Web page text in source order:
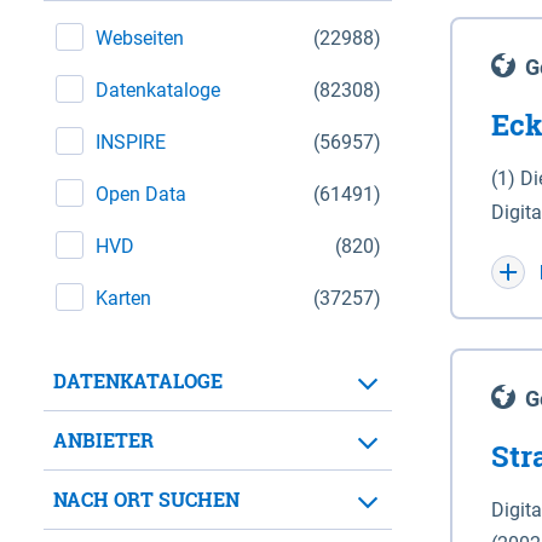
(22988)
Webseiten
(82308)
Datenkataloge
(56957)
INSPIRE
(61491)
Open Data
(820)
HVD
(37257)
Karten
DATENKATALOGE
ANBIETER
NACH ORT SUCHEN
(1)
WGS
für
der in